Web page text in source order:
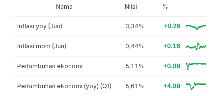
Nama Nilai %
Inflasi yoy (Jun) 3,34% +0.26
Inflasi mom (Jun) 0,44% +0.16
Pertumbuhan ekonomi 5,11% +0.08
Pertumbuhan ekonomi (yoy) (Q1) 5,61% +4.08